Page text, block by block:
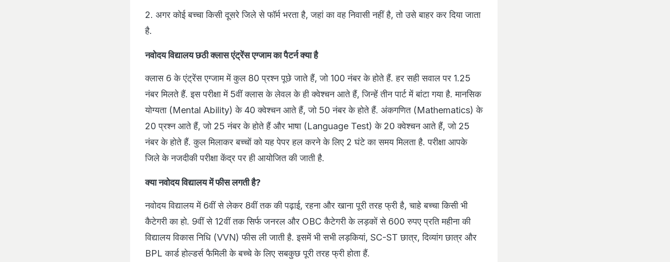
2. अगर कोई बच्चा किसी दूसरे जिले से फॉर्म भरता है, जहां का वह निवासी नहीं है, तो उसे बाहर कर दिया जाता
है.
नवोदय विद्यालय छठी क्लास एंट्रेंस एग्जाम का पैटर्न क्या है
क्लास 6 के एंट्रेंस एग्जाम में कुल 80 प्रश्न पूछे जाते हैं, जो 100 नंबर के होते हैं. हर सही सवाल पर 1.25
नंबर मिलते हैं. इस परीक्षा में 5वीं क्लास के लेवल के ही क्वेश्चन आते हैं, जिन्हें तीन पार्ट में बांटा गया है. मानसिक
योग्यता (Mental Ability) के 40 क्वेश्चन आते हैं, जो 50 नंबर के होते हैं. अंकगणित (Mathematics) के
20 प्रश्न आते हैं, जो 25 नंबर के होते हैं और भाषा (Language Test) के 20 क्वेश्चन आते हैं, जो 25
नंबर के होते हैं. कुल मिलाकर बच्चों को यह पेपर हल करने के लिए 2 घंटे का समय मिलता है. परीक्षा आपके
जिले के नजदीकी परीक्षा केंद्र पर ही आयोजित की जाती है.
क्या नवोदय विद्यालय में फीस लगती है?
नवोदय विद्यालय में 6वीं से लेकर 8वीं तक की पढ़ाई, रहना और खाना पूरी तरह फ्री है, चाहे बच्चा किसी भी
कैटेगरी का हो. 9वीं से 12वीं तक सिर्फ जनरल और OBC कैटेगरी के लड़कों से 600 रुपए प्रति महीना की
विद्यालय विकास निधि (VVN) फीस ली जाती है. इसमें भी सभी लड़कियां, SC-ST छात्र, दिव्यांग छात्र और
BPL कार्ड होल्डर्स फैमिली के बच्चे के लिए सबकुछ पूरी तरह फ्री होता हैं.